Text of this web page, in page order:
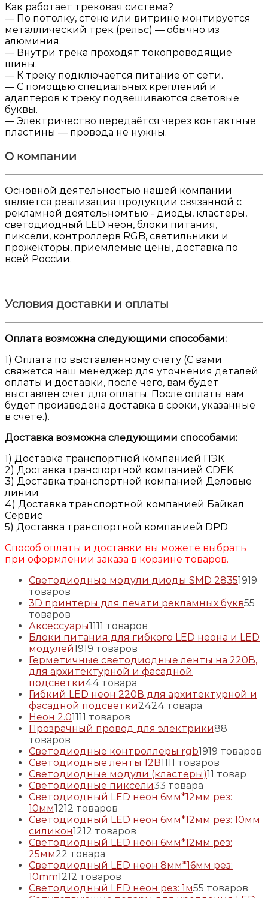
Как работает трековая система?
— По потолку, стене или витрине монтируется
металлический трек (рельс) — обычно из
алюминия.
— Внутри трека проходят токопроводящие
шины.
— К треку подключается питание от сети.
— С помощью специальных креплений и
адаптеров к треку подвешиваются световые
буквы.
— Электричество передаётся через контактные
пластины — провода не нужны.
О компании
Основной деятельностью нашей компании
является реализация продукции связанной с
рекламной деятельномтью - диоды, кластеры,
светодиодный LED неон, блоки питания,
пиксели, контроллерв RGB, светильники и
прожекторы, приемлемые цены, доставка по
всей России.
Условия доставки и оплаты
Оплата возможна следующими способами:
1) Оплата по выставленному счету (С вами
свяжется наш менеджер для уточнения деталей
оплаты и доставки, после чего, вам будет
выставлен счет для оплаты. После оплаты вам
будет произведена доставка в сроки, указанные
в счете.).
Доставка возможна следующими способами:
1) Доставка транспортной компанией ПЭК
2) Доставка транспортной компанией CDEK
3) Доставка транспортной компанией Деловые
линии
4) Доставка транспортной компанией Байкал
Сервис
5) Доставка транспортной компанией DPD
Способ оплаты и доставки вы можете выбрать
при оформлении заказа в корзине товаров.
Светодиодные модули диоды SMD 28351919
товаров
3D принтеры для печати рекламных букв55
товаров
Аксессуары1111 товаров
Блоки питания для гибкого LED неона и LED
модулей1919 товаров
Герметичные светодиодные ленты на 220В,
для архитектурной и фасадной
подсветки44 товара
Гибкий LED неон 220В для архитектурной и
фасадной подсветки2424 товара
Неон 2.01111 товаров
Прозрачный провод для электрики88
товаров
Светодиодные контроллеры rgb1919 товаров
Светодиодные ленты 12В1111 товаров
Светодиодные модули (кластеры)11 товар
Светодиодные пиксели33 товара
Светодиодный LED неон 6мм*12мм рез:
10мм1212 товаров
Светодиодный LED неон 6мм*12мм рез: 10мм
силикон1212 товаров
Светодиодный LED неон 6мм*12мм рез:
25мм22 товара
Светодиодный LED неон 8мм*16мм рез:
10mm1212 товаров
Светодиодный LED неон рез: 1м55 товаров